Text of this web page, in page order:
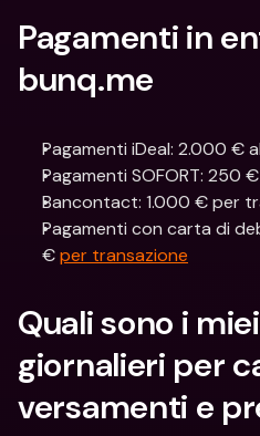
Pagamenti in
bunq.me
Pagamenti iDeal: 2.000 €
Pagamenti SOFORT: 250
Bancontact: 1.000 € per
Pagamenti con carta di
€ per transazione
Quali sono i
giornalieri per
versamenti e